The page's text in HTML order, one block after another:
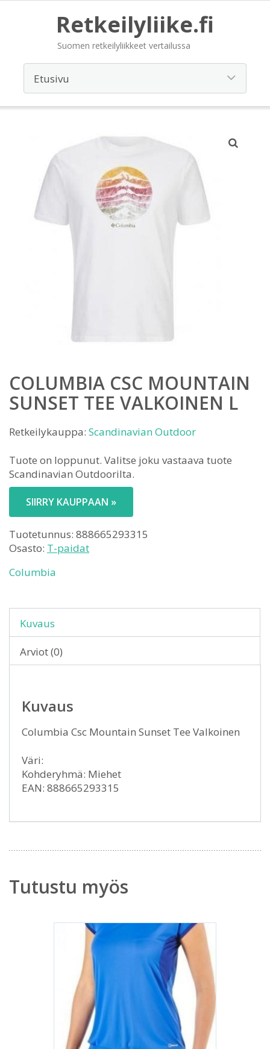
Retkeilyliike.fi
Suomen retkeilyliikkeet vertailussa
COLUMBIA CSC MOUNTAIN
SUNSET TEE VALKOINEN L
Retkeilykauppa: Scandinavian Outdoor
Tuote on loppunut. Valitse joku vastaava tuote
Scandinavian Outdoorilta.
SIIRRY KAUPPAAN »
Tuotetunnus: 888665293315
Osasto: T-paidat
Columbia
Kuvaus
Arviot (0)
Kuvaus
Columbia Csc Mountain Sunset Tee Valkoinen
Väri:
Kohderyhmä: Miehet
EAN: 888665293315
Tutustu myös